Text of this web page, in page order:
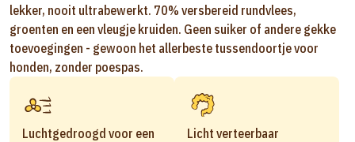
lekker, nooit ultrabewerkt. 70% versbereid rundvlees,
groenten en een vleugje kruiden. Geen suiker of andere gekke
toevoegingen - gewoon het allerbeste tussendoortje voor
honden, zonder poespas.
Luchtgedroogd voor een
Licht verteerbaar